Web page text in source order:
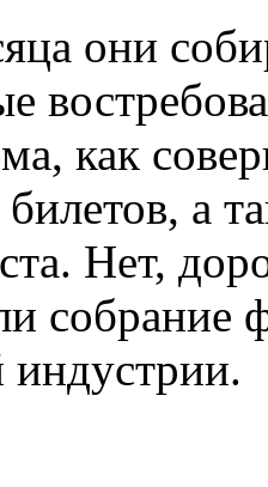
они
как
а
Нет,
собрание